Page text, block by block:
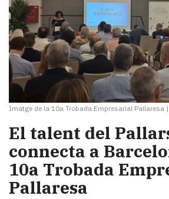
Lo
més
llegit...
Editorial
Imatge de la 10a Trobada Empresarial Pallaresa |
El talent del
connecta a
10a Trobada
Pallaresa